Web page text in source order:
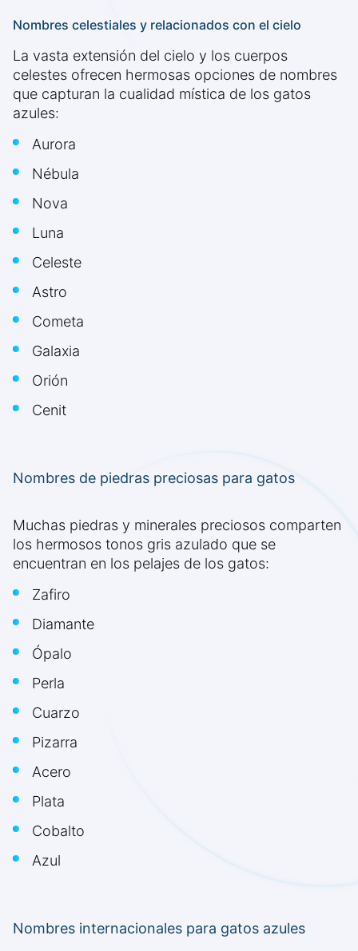
Nombres celestiales y relacionados con el cielo
La vasta extensión del cielo y los cuerpos
celestes ofrecen hermosas opciones de nombres
que capturan la cualidad mística de los gatos
azules:
Aurora
Nébula
Nova
Luna
Celeste
Astro
Cometa
Galaxia
Orión
Cenit
Nombres de piedras preciosas para gatos
Muchas piedras y minerales preciosos comparten
los hermosos tonos gris azulado que se
encuentran en los pelajes de los gatos:
Zafiro
Diamante
Ópalo
Perla
Cuarzo
Pizarra
Acero
Plata
Cobalto
Azul
Nombres internacionales para gatos azules